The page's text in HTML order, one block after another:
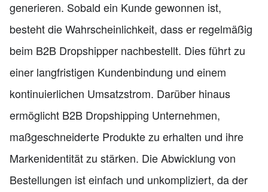
generieren. Sobald ein Kunde gewonnen ist,
besteht die Wahrscheinlichkeit, dass er regelmäßig
beim B2B Dropshipper nachbestellt. Dies führt zu
einer langfristigen Kundenbindung und einem
kontinuierlichen Umsatzstrom. Darüber hinaus
ermöglicht B2B Dropshipping Unternehmen,
maßgeschneiderte Produkte zu erhalten und ihre
Markenidentität zu stärken. Die Abwicklung von
Bestellungen ist einfach und unkompliziert, da der